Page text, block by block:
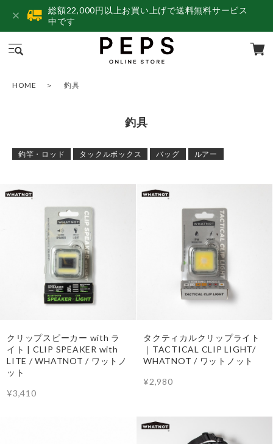
総額22,000円以上お買い上げで送料無料サービス
中です
HOME 釣具
釣具
釣竿・ロッド タックルボックス バッグ ルアー
クリップスピーカー with ラ
イト | CLIP SPEAKER with
LITE / WHATNOT / ワットノ
ット
¥3,410
タクティカルクリップライト
｜TACTICAL CLIP LIGHT/
WHATNOT / ワットノット
¥2,980